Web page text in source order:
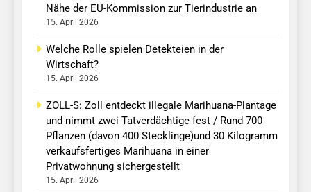
Nähe der EU-Kommission zur Tierindustrie an
15. April 2026
Welche Rolle spielen Detekteien in der
Wirtschaft?
15. April 2026
ZOLL-S: Zoll entdeckt illegale Marihuana-Plantage
und nimmt zwei Tatverdächtige fest / Rund 700
Pflanzen (davon 400 Stecklinge)und 30 Kilogramm
verkaufsfertiges Marihuana in einer
Privatwohnung sichergestellt
15. April 2026